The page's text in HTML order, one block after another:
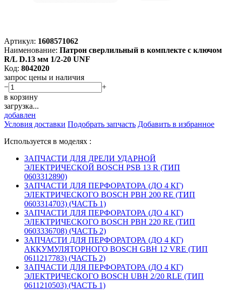
Артикул: 1608571062
Наименование: Патрон сверлильный в комплекте с ключом
R/L D.13 мм 1/2-20 UNF
Код: 8042020
запрос цены и наличия
−
+
в корзину
загрузка...
добавлен
Условия доставки Подобрать запчасть Добавить в избранное
Используется в моделях :
ЗАПЧАСТИ ДЛЯ ДРЕЛИ УДАРНОЙ
ЭЛЕКТРИЧЕСКОЙ BOSCH PSB 13 R (ТИП
0603312890)
ЗАПЧАСТИ ДЛЯ ПЕРФОРАТОРА (ДО 4 КГ)
ЭЛЕКТРИЧЕСКОГО BOSCH PBH 200 RE (ТИП
0603314703) (ЧАСТЬ 1)
ЗАПЧАСТИ ДЛЯ ПЕРФОРАТОРА (ДО 4 КГ)
ЭЛЕКТРИЧЕСКОГО BOSCH PBH 220 RE (ТИП
0603336708) (ЧАСТЬ 2)
ЗАПЧАСТИ ДЛЯ ПЕРФОРАТОРА (ДО 4 КГ)
АККУМУЛЯТОРНОГО BOSCH GBH 12 VRE (ТИП
0611217783) (ЧАСТЬ 2)
ЗАПЧАСТИ ДЛЯ ПЕРФОРАТОРА (ДО 4 КГ)
ЭЛЕКТРИЧЕСКОГО BOSCH UBH 2/20 RLE (ТИП
0611210503) (ЧАСТЬ 1)